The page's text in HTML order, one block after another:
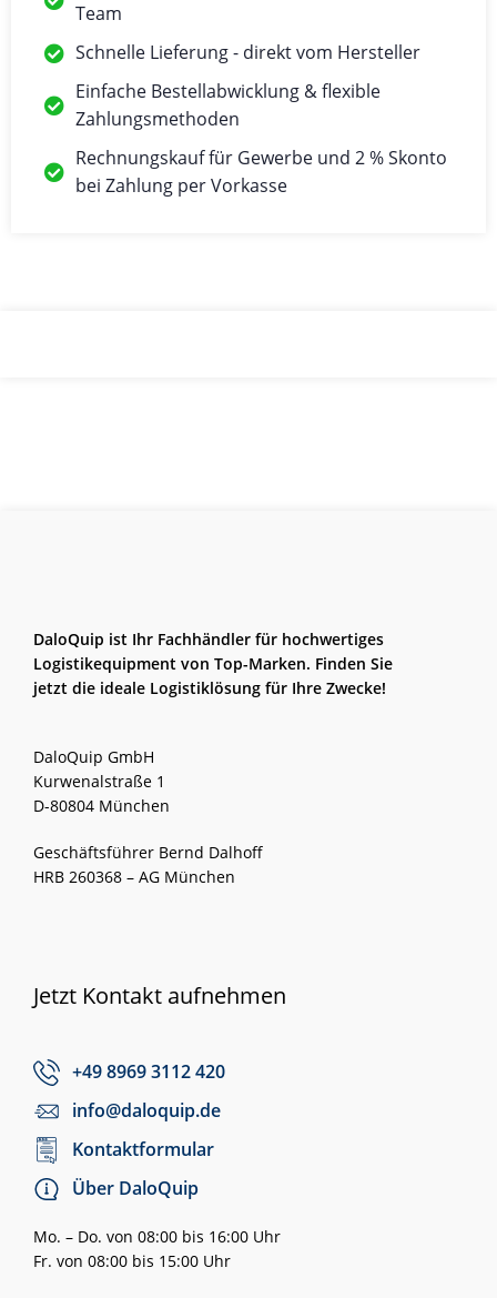
Team
Schnelle Lieferung - direkt vom Hersteller
Einfache Bestellabwicklung & flexible
Zahlungsmethoden
Rechnungskauf für Gewerbe und 2 % Skonto
bei Zahlung per Vorkasse
DaloQuip ist Ihr Fachhändler für hochwertiges
Logistikequipment von Top-Marken. Finden Sie
jetzt die ideale Logistiklösung für Ihre Zwecke!
DaloQuip GmbH
Kurwenalstraße 1
D-80804 München
Geschäftsführer Bernd Dalhoff
HRB 260368 – AG München
Jetzt Kontakt aufnehmen
+49 8969 3112 420
info@daloquip.de
Kontaktformular
Über DaloQuip
Mo. – Do. von 08:00 bis 16:00 Uhr
Fr. von 08:00 bis 15:00 Uhr